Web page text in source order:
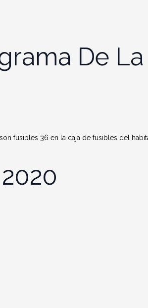
De
fusibles 36 en la caja de fusibles del
2020